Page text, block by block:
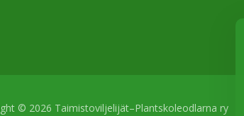
© 2026 Taimistoviljelijät–Plantskoleodlarna ry